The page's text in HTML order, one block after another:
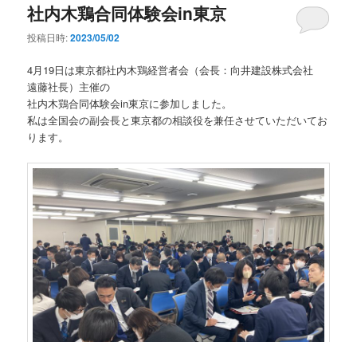
社内木鶏合同体験会in東京
投稿日時:2023/05/02
4月19日は東京都社内木鶏経営者会（会長：向井建設株式会社
遠藤社長）主催の
社内木鶏合同体験会in東京に参加しました。
私は全国会の副会長と東京都の相談役を兼任させていただいてお
ります。